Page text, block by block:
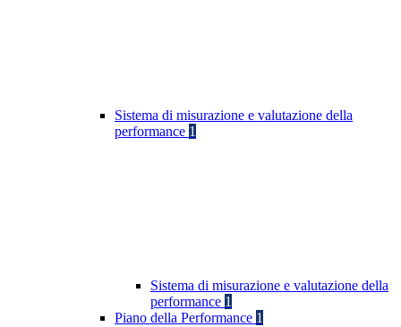
Sistema di misurazione e valutazione della
performance 1
Sistema di misurazione e valutazione della
performance 1
Piano della Performance 1